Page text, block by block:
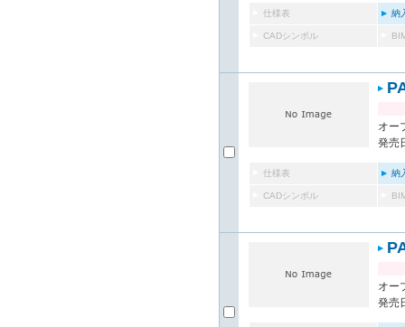
仕様表 納
CADシンボル
オー
発売
仕様表 納
CADシンボル
オー
発売